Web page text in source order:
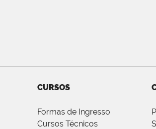
CURSOS
Formas de Ingresso
Cursos Técnicos